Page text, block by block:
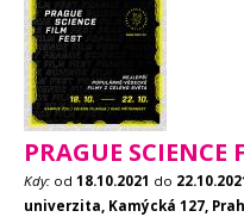
PRAGUE SCIENCE
Kdy: od 18.10.2021 do
univerzita, Kamýcká 127,